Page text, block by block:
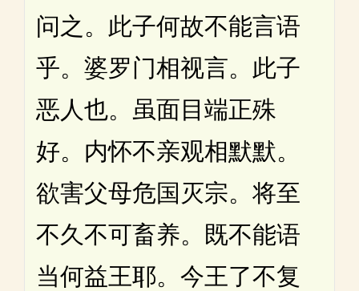
问之。此子何故不能言语
乎。婆罗门相视言。此子
恶人也。虽面目端正殊
好。内怀不亲观相默默。
欲害父母危国灭宗。将至
不久不可畜养。既不能语
当何益王耶。今王了不复